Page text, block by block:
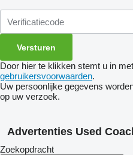
Door hier te klikken stemt u in
gebruikersvoorwaarden.
Uw persoonlijke gegevens
op uw verzoek.
Advertenties Used
Zoekopdracht